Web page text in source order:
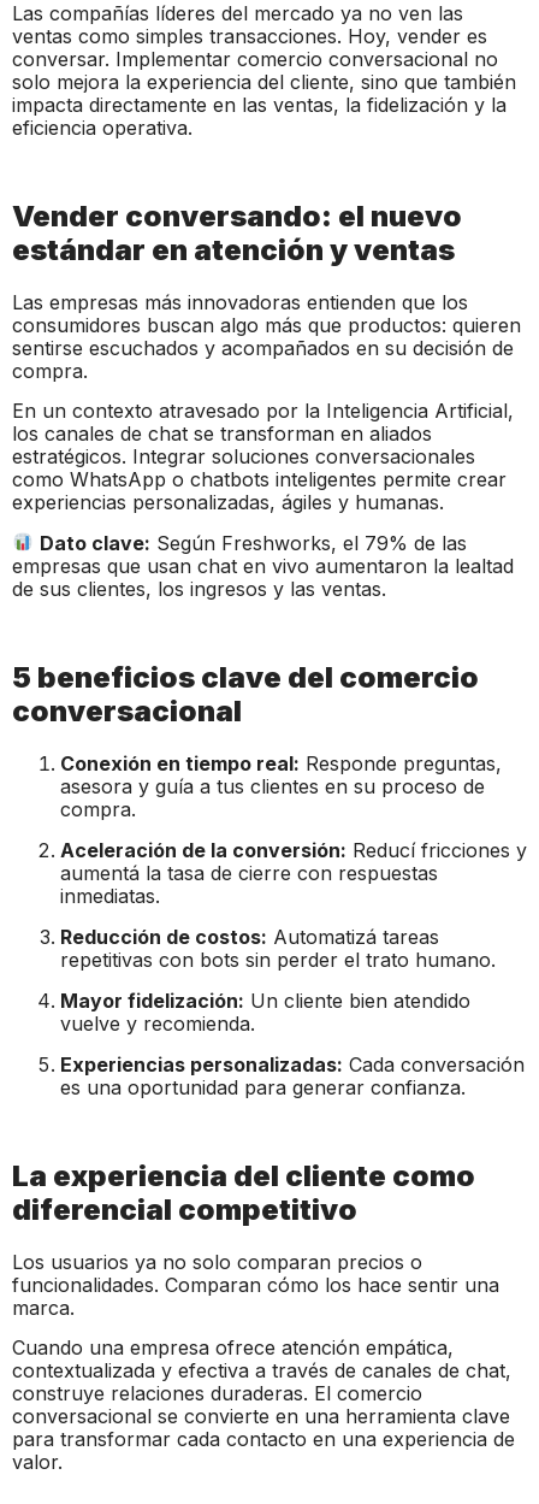
Las compañías líderes del mercado ya no ven las
ventas como simples transacciones. Hoy, vender es
conversar. Implementar comercio conversacional no
solo mejora la experiencia del cliente, sino que también
impacta directamente en las ventas, la fidelización y la
eficiencia operativa.
Vender conversando: el nuevo
estándar en atención y ventas
Las empresas más innovadoras entienden que los
consumidores buscan algo más que productos: quieren
sentirse escuchados y acompañados en su decisión de
compra.
En un contexto atravesado por la Inteligencia Artificial,
los canales de chat se transforman en aliados
estratégicos. Integrar soluciones conversacionales
como WhatsApp o chatbots inteligentes permite crear
experiencias personalizadas, ágiles y humanas.
Dato clave: Según Freshworks, el 79% de las
empresas que usan chat en vivo aumentaron la lealtad
de sus clientes, los ingresos y las ventas.
5 beneficios clave del comercio
conversacional
Conexión en tiempo real: Responde preguntas,
asesora y guía a tus clientes en su proceso de
compra.
Aceleración de la conversión: Reducí fricciones y
aumentá la tasa de cierre con respuestas
inmediatas.
Reducción de costos: Automatizá tareas
repetitivas con bots sin perder el trato humano.
Mayor fidelización: Un cliente bien atendido
vuelve y recomienda.
Experiencias personalizadas: Cada conversación
es una oportunidad para generar confianza.
La experiencia del cliente como
diferencial competitivo
Los usuarios ya no solo comparan precios o
funcionalidades. Comparan cómo los hace sentir una
marca.
Cuando una empresa ofrece atención empática,
contextualizada y efectiva a través de canales de chat,
construye relaciones duraderas. El comercio
conversacional se convierte en una herramienta clave
para transformar cada contacto en una experiencia de
valor.